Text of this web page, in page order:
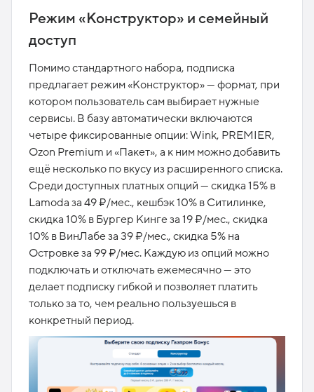
Режим «Конструктор» и семейный
доступ
Помимо стандартного набора, подписка
предлагает режим «Конструктор» — формат, при
котором пользователь сам выбирает нужные
сервисы. В базу автоматически включаются
четыре фиксированные опции: Wink, PREMIER,
Ozon Premium и «Пакет», а к ним можно добавить
ещё несколько по вкусу из расширенного списка.
Среди доступных платных опций — скидка 15% в
Lamoda за 49 ₽/мес., кешбэк 10% в Ситилинке,
скидка 10% в Бургер Кинге за 19 ₽/мес., скидка
10% в ВинЛабе за 39 ₽/мес., скидка 5% на
Островке за 99 ₽/мес. Каждую из опций можно
подключать и отключать ежемесячно — это
делает подписку гибкой и позволяет платить
только за то, чем реально пользуешься в
конкретный период.